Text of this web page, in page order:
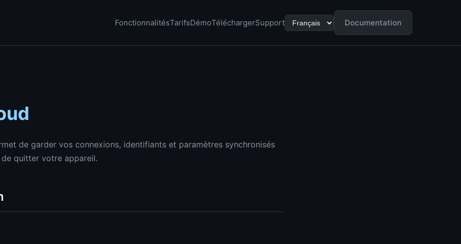
FonctionnalitésTarifsDémoTéléchargerSupport Documentation
de garder vos connexions, identifiants et paramètres synchronisés
quitter votre appareil.